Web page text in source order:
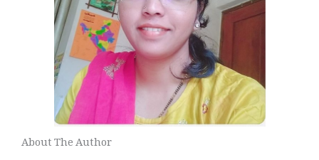
About The Author